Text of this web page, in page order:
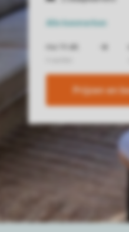
Alle kenmerken
Prijzen en